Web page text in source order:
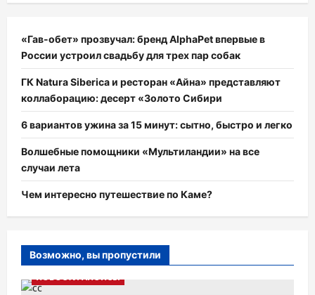
«Гав-обет» прозвучал: бренд AlphaPet впервые в
России устроил свадьбу для трех пар собак
ГК Natura Siberica и ресторан «Айна» представляют
коллаборацию: десерт «Золото Сибири
6 вариантов ужина за 15 минут: сытно, быстро и легко
Волшебные помощники «Мультиландии» на все
случаи лета
Чем интересно путешествие по Каме?
Возможно, вы пропустили
НОВОСТИ АНОНСЫ